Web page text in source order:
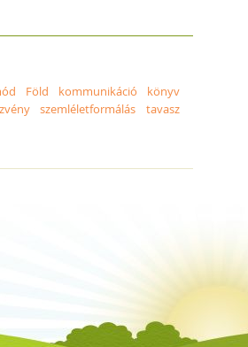
Föld kommunikáció
könyv
szemléletformálás
tavasz